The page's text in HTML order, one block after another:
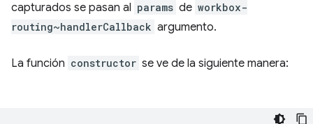
capturados se pasan al params de workbox-
routing~handlerCallback argumento.
La función constructor se ve de la siguiente manera: